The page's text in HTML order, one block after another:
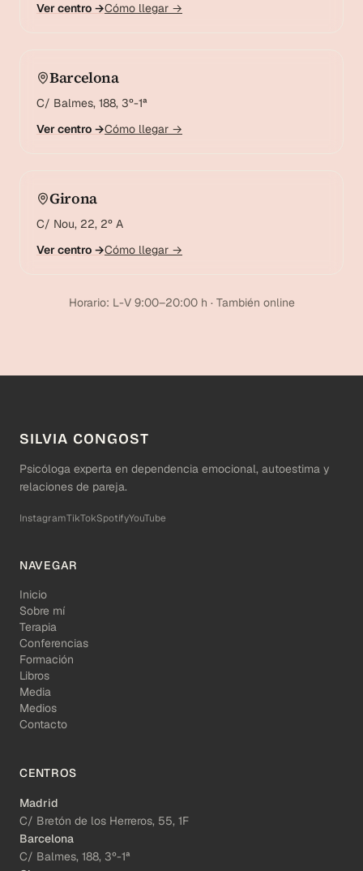
Ver centro →Cómo llegar →
Barcelona
C/ Balmes, 188, 3º-1ª
Ver centro →Cómo llegar →
Girona
C/ Nou, 22, 2º A
Ver centro →Cómo llegar →
Horario: L-V 9:00–20:00 h · También online
SILVIA CONGOST
Psicóloga experta en dependencia emocional, autoestima y
relaciones de pareja.
InstagramTikTokSpotifyYouTube
NAVEGAR
Inicio
Sobre mí
Terapia
Conferencias
Formación
Libros
Media
Medios
Contacto
CENTROS
Madrid
C/ Bretón de los Herreros, 55, 1F
Barcelona
C/ Balmes, 188, 3º-1ª